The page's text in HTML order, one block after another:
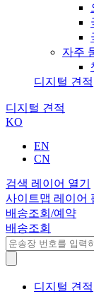
자주
디지털 견적
디지털 견적
KO
EN
CN
검색 레이어 열기
사이트맵 레이어
배송조회/예약
배송조회
디지털 견적